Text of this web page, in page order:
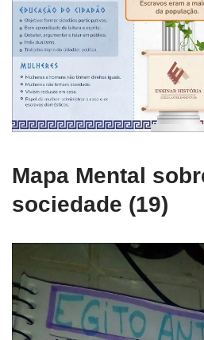
Mapa Mental
sociedade (19)